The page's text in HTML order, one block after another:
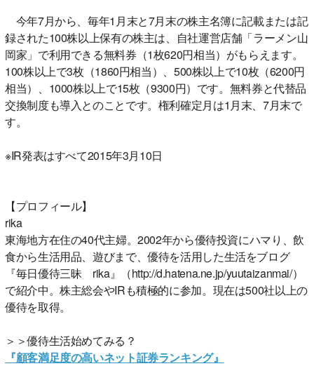
今年7月から、毎年1月末と7月末の株主名簿に記載または記
録された100株以上保有の株主は、自社運営店舗「ラーメン山
岡家」で利用できる無料券（1枚620円相当）がもらえます。
100株以上で3枚（1860円相当）、500株以上で10枚（6200円
相当）、1000株以上で15枚（9300円）です。無料券と代替品
交換制度も導入とのことです。権利確定月は1月末、7月末で
す。
※IR発表はすべて2015年3月10日
【プロフィール】
rika
東海地方在住の40代主婦。2002年から優待投資にハマり、飲
食から生活用品、遊びまで、優待を活用した生活をブログ
『毎日優待三昧 rika』（http://d.hatena.ne.jp/yuutaizanmai/）
で紹介中。株主総会やIRも積極的に参加。現在は500社以上の
優待を取得。
＞＞優待生活始めてみる？
『顧客満足度の高いネット証券ランキング』